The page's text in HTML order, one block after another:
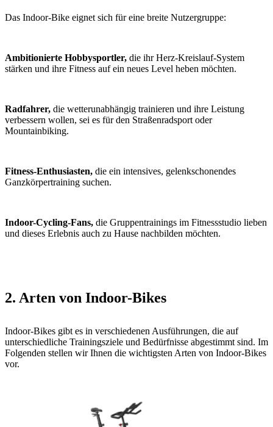
Das Indoor-Bike eignet sich für eine breite Nutzergruppe:
Ambitionierte Hobbysportler, die ihr Herz-Kreislauf-System
stärken und ihre Fitness auf ein neues Level heben möchten.
Radfahrer, die wetterunabhängig trainieren und ihre Leistung
verbessern wollen, sei es für den Straßenradsport oder
Mountainbiking.
Fitness-Enthusiasten, die ein intensives, gelenkschonendes
Ganzkörpertraining suchen.
Indoor-Cycling-Fans, die Gruppentrainings im Fitnessstudio lieben
und dieses Erlebnis auch zu Hause nachbilden möchten.
2. Arten von Indoor-Bikes
Indoor-Bikes gibt es in verschiedenen Ausführungen, die auf
unterschiedliche Trainingsziele und Bedürfnisse abgestimmt sind. Im
Folgenden stellen wir Ihnen die wichtigsten Arten von Indoor-Bikes
vor.